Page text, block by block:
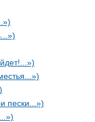
пески...»)